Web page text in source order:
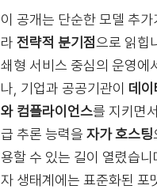
이 공개는 단순한 모델 추가
라 전략적 분기점으로 읽힙
쇄형 서비스 중심의 운영에
나, 기업과 공공기관이 데
와 컴플라이언스를 지키면
급 추론 능력을 자가 호스팅
용할 수 있는 길이 열렸습니
자 생태계에는 표준화된 포